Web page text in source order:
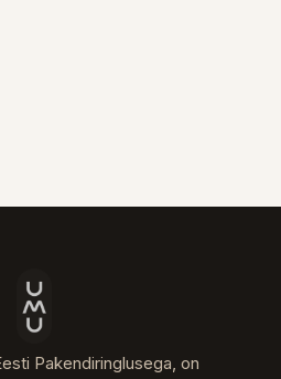
Pakendiringlusega, on